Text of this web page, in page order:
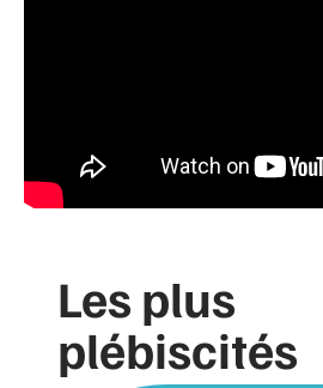
Les plus
plébiscités